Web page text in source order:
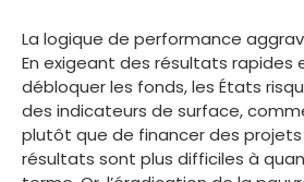
La logique de performance
En exigeant des résultats rapides
débloquer les fonds, les États
des indicateurs de surface,
plutôt que de financer des
résultats sont plus difficiles à